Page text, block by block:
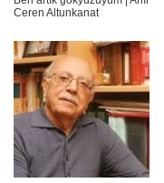
Ceren Altunkanat